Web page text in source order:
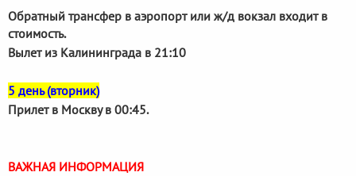
Обратный трансфер в аэропорт или ж/д вокзал входит в
стоимость.
Вылет из Калининграда в 21:10
5 день (вторник)
Прилет в Москву в 00:45.
ВАЖНАЯ ИНФОРМАЦИЯ